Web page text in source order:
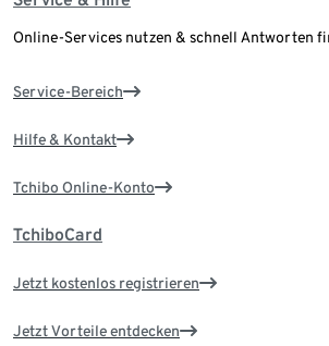
Online-Services nutzen & schnell Antworten
Service-Bereich
Hilfe & Kontakt
Tchibo Online-Konto
TchiboCard
Jetzt kostenlos registrieren
Jetzt Vorteile entdecken